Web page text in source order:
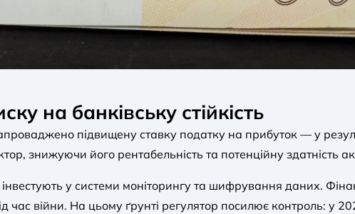
на банківську стійкість
підвищену ставку податку на прибуток — у
знижуючи його рентабельність та потенційну здатність
у системи моніторингу та шифрування даних.
час війни. На цьому ґрунті регулятор посилює контроль: у